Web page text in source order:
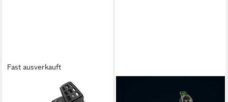
Fast ausverkauft
VelocityOne Rudder Pedals
VelocityOne Flightdeck, für